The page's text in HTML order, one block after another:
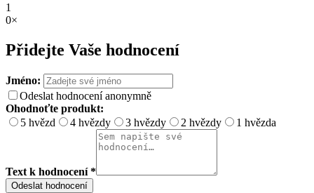
1
0×
Přidejte Vaše hodnocení
Jméno:
Odeslat hodnocení anonymně
Ohodnoťte produkt:
5 hvězd
4 hvězdy 3 hvězdy 2 hvězdy 1 hvězda
Text k hodnocení *
Odeslat hodnocení